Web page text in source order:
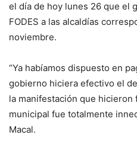
el día de hoy lunes 26 que el
FODES a las alcaldías
noviembre.
“Ya habíamos dispuesto en
gobierno hiciera efectivo el
la manifestación que hicieron
municipal fue totalmente
Macal.